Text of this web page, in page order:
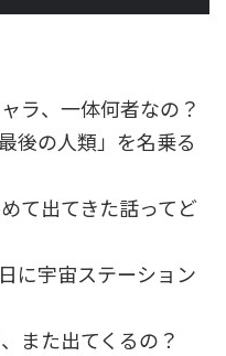
ラ、一体何者なの？
後の人類」を名乗る
て出てきた話ってど
に宇宙ステーション
また出てくるの？